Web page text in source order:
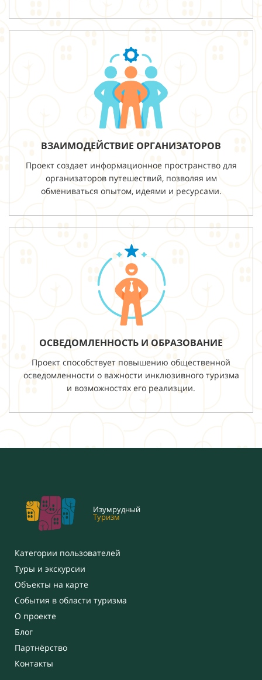
ВЗАИМОДЕЙСТВИЕ ОРГАНИЗАТОРОВ
Проект создает информационное пространство для
организаторов путешествий, позволяя им
обмениваться опытом, идеями и ресурсами.
ОСВЕДОМЛЕННОСТЬ И ОБРАЗОВАНИЕ
Проект способствует повышению общественной
осведомленности о важности инклюзивного туризма
и возможностях его реализции.
Изумрудный
Туризм
Категории пользователей
Туры и экскурсии
Объекты на карте
События в области туризма
О проекте
Блог
Партнёрство
Контакты